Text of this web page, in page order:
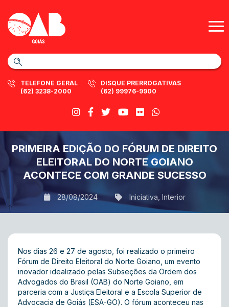
TELEFONE GERAL
(62) 3238-2000
DISQUE PRERROGATIVAS
(62) 99976-9900
PRIMEIRA EDIÇÃO DO FÓRUM DE DIREITO
ELEITORAL DO NORTE GOIANO
ACONTECE COM GRANDE SUCESSO
28/08/2024 Iniciativa Interior
Nos dias 26 e 27 de agosto, foi realizado o primeiro
Fórum de Direito Eleitoral do Norte Goiano, um evento
inovador idealizado pelas Subseções da Ordem dos
Advogados do Brasil (OAB) do Norte Goiano, em
parceria com a Justiça Eleitoral e a Escola Superior de
Advocacia de Goiás (ESA-GO). O fórum aconteceu nas